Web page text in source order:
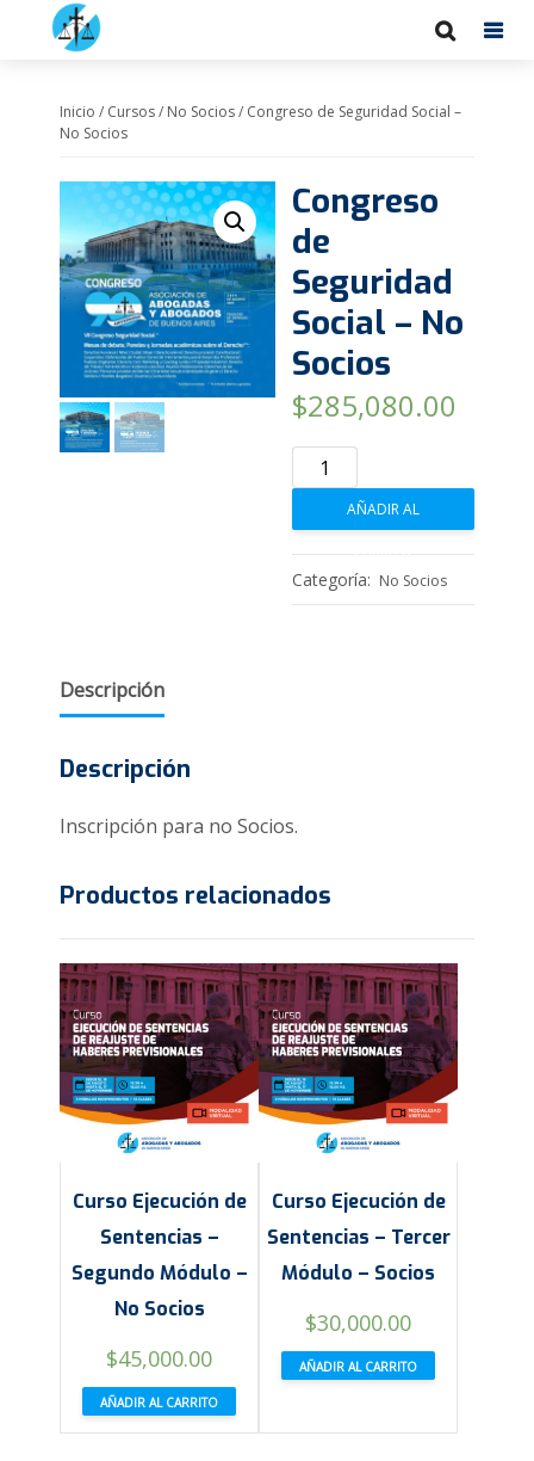
Inicio / Cursos/ No Socios/ Congreso de Seguridad Social –
No Socios
Congreso
de
Seguridad
Social – No
Socios
$285,080.00
Congreso
de
Seguridad
–
No
AÑADIR AL
CARRITO
Categoría: No Socios
Descripción
Descripción
Inscripción para no Socios.
Productos relacionados
Curso Ejecución de
Sentencias –
Segundo Módulo –
No Socios
$45,000.00
AÑADIR AL CARRITO
Curso Ejecución de
Sentencias – Tercer
Módulo – Socios
$30,000.00
AÑADIR AL CARRITO